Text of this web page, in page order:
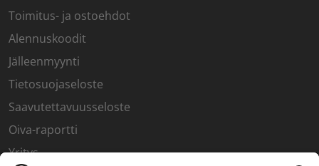
Toimitus- ja ostoehdot
Alennuskoodit
Jälleenmyynti
Tietosuojaseloste
Saavutettavuusseloste
Oiva-raportti
Yritys